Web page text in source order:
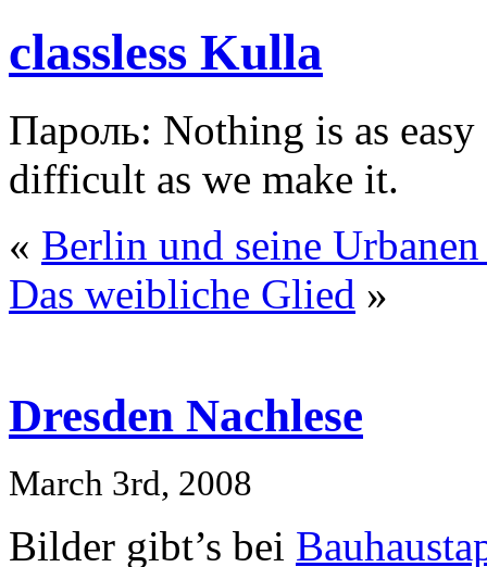
classless Kulla
Пароль: Nothing is as
difficult as we make it.
« Berlin und seine Urbanen
Das weibliche Glied »
Dresden Nachlese
March 3rd, 2008
Bilder gibt’s bei